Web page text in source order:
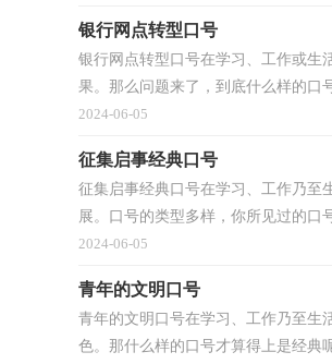
银行网点转型口号
银行网点转型口号在学习、工作或生
果。那么问题来了，到底什么样的口
2024-06-05
征集启事经典口号
征集启事经典口号在学习、工作乃至
展。口号的类型多样，你所见过的口
2024-06-05
青年的文明口号
青年的文明口号在学习、工作乃至生
色。那什么样的口号才算得上是经典